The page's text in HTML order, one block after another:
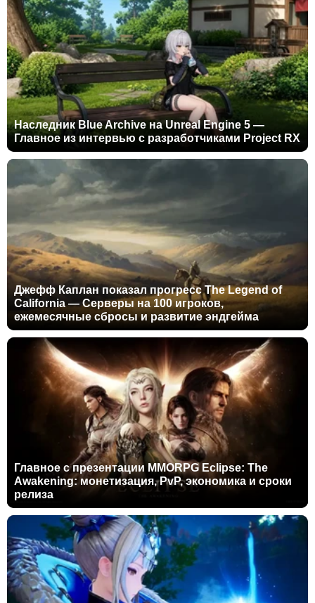
Наследник Blue Archive на Unreal Engine 5 —
Главное из интервью с разработчиками Project RX
Джефф Каплан показал прогресс The Legend of
California — Серверы на 100 игроков,
ежемесячные сбросы и развитие эндгейма
Главное с презентации MMORPG Eclipse: The
Awakening: монетизация, PvP, экономика и сроки
релиза